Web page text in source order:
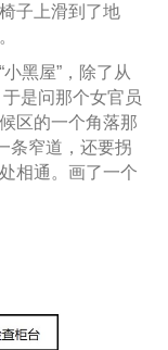
子上滑到了地
黑屋”，除了从
是问那个女官员
区的一个角落那
条窄道，还要拐
相通。画了一个